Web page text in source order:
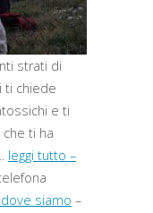
strati di
ti chiede
e ti
ti ha
leggi tutto –
siamo –